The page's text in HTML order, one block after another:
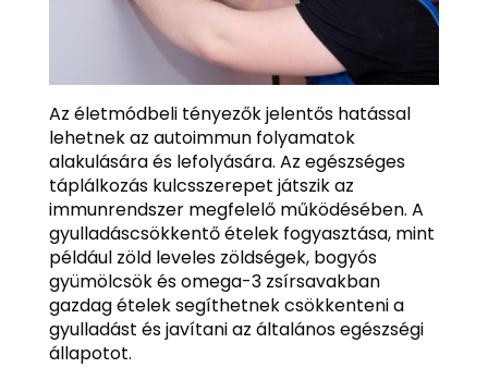
Az életmódbeli tényezők jelentős hatással
lehetnek az autoimmun folyamatok
alakulására és lefolyására. Az egészséges
táplálkozás kulcsszerepet játszik az
immunrendszer megfelelő működésében. A
gyulladáscsökkentő ételek fogyasztása, mint
például zöld leveles zöldségek, bogyós
gyümölcsök és omega-3 zsírsavakban
gazdag ételek segíthetnek csökkenteni a
gyulladást és javítani az általános egészségi
állapotot.